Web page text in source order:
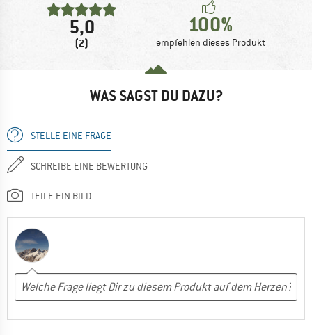
5,0
(2)
100%
empfehlen dieses Produkt
WAS SAGST DU DAZU?
STELLE EINE FRAGE
SCHREIBE EINE BEWERTUNG
TEILE EIN BILD